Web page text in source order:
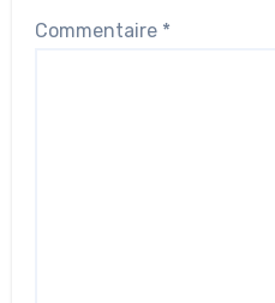
Commentaire *